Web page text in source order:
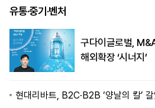
유통·중기·벤처
구다이글로벌,
해외확장 ‘시너지’
현대리바트, B2C·B2B ‘양날의 칼’